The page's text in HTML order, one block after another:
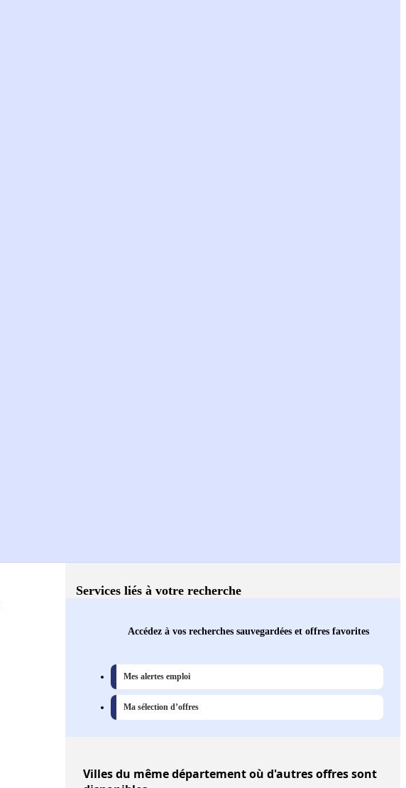
Services liés à votre recherche
Accédez à vos recherches sauvegardées et offres favorites
Mes alertes emploi
Ma sélection d’offres
Villesdu même département où d'autres offres sont